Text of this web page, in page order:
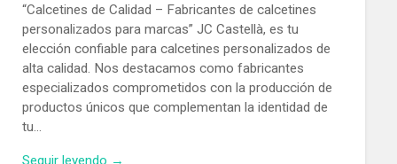
“Calcetines de Calidad – Fabricantes de calcetines
personalizados para marcas” JC Castellà, es tu
elección confiable para calcetines personalizados de
alta calidad. Nos destacamos como fabricantes
especializados comprometidos con la producción de
productos únicos que complementan la identidad de
tu…
Seguir leyendo →